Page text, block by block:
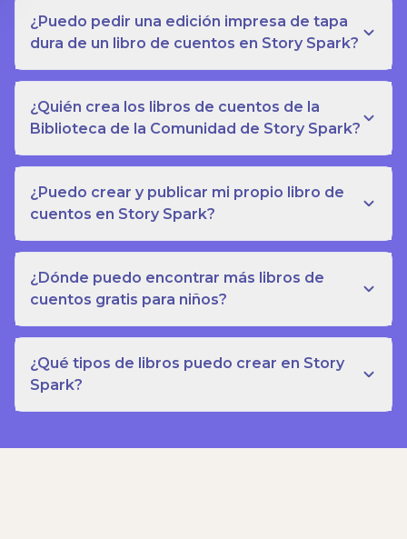
¿Puedo pedir una edición impresa de tapa
dura de un libro de cuentos en Story Spark?
¿Quién crea los libros de cuentos de la
Biblioteca de la Comunidad de Story Spark?
¿Puedo crear y publicar mi propio libro de
cuentos en Story Spark?
¿Dónde puedo encontrar más libros de
cuentos gratis para niños?
¿Qué tipos de libros puedo crear en Story
Spark?